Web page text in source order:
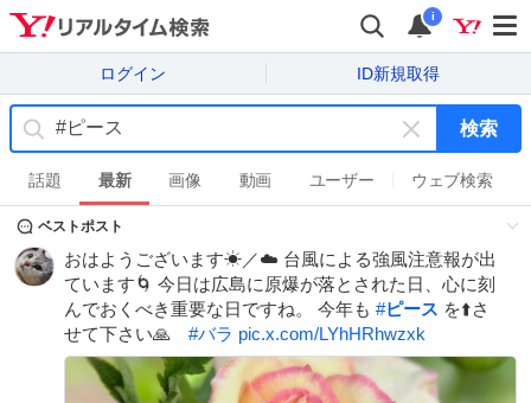
i
ログイン ID新規取得
キ
ー
ワ
ド
を
消
す
検索
話題 最新 画像 動画 ユーザー ウェブ検索
ベストポスト
おはようございます☀／☁️ 台風による強風注意報が出
ています🌀 今日は広島に原爆が落とされた日、心に刻
んでおくべき重要な日ですね。 今年も #ピース を⬆️さ
せて下さい🙏 #バラ pic.x.com/LYhHRhwzxk